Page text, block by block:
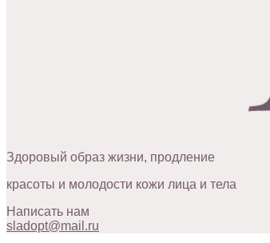
Здоровый образ жизни, продление
красоты и молодости кожи лица и тела
Написать нам
sladopt@mail.ru